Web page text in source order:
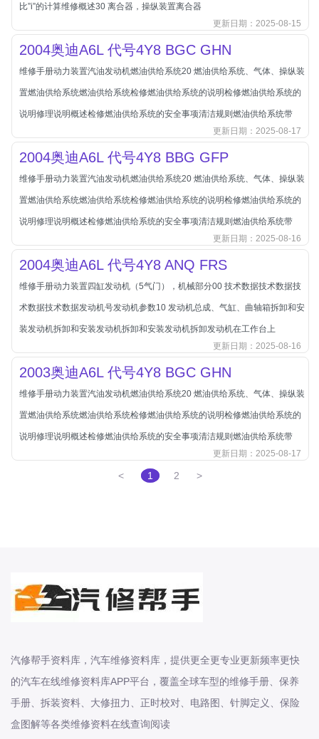
昌河
曹操
长丰猎豹
长城
长安
长安-凯程
长安-欧尚
长安-睿行
长安-跨越
D
DS
DS
DS-进口
东南
东风富康
东风小康
东风景逸
东风纳米
东风股份
东风菱智
东风轻型新能源
东风风光
大众-上汽大众
大力牛魔王
大通
电动屋
道奇
比”i”的计算维修概述30 离合器，操纵装置离合器
更新日期：2025-08-15
2004奥迪A6L 代号4Y8 BGC GHN
维修手册动力装置汽油发动机燃油供给系统20 燃油供给系统、气体、操纵装
置燃油供给系统燃油供给系统检修燃油供给系统的说明检修燃油供给系统的
说明修理说明概述检修燃油供给系统的安全事项清洁规则燃油供给系统带
更新日期：2025-08-17
2004奥迪A6L 代号4Y8 BBG GFP
维修手册动力装置汽油发动机燃油供给系统20 燃油供给系统、气体、操纵装
置燃油供给系统燃油供给系统检修燃油供给系统的说明检修燃油供给系统的
说明修理说明概述检修燃油供给系统的安全事项清洁规则燃油供给系统带
更新日期：2025-08-16
2004奥迪A6L 代号4Y8 ANQ FRS
维修手册动力装置四缸发动机（5气门），机械部分00 技术数据技术数据技
术数据技术数据发动机号发动机参数10 发动机总成、气缸、曲轴箱拆卸和安
装发动机拆卸和安装发动机拆卸和安装发动机拆卸发动机在工作台上
更新日期：2025-08-16
2003奥迪A6L 代号4Y8 BGC GHN
维修手册动力装置汽油发动机燃油供给系统20 燃油供给系统、气体、操纵装
置燃油供给系统燃油供给系统检修燃油供给系统的说明检修燃油供给系统的
说明修理说明概述检修燃油供给系统的安全事项清洁规则燃油供给系统带
更新日期：2025-08-17
< 1 2 >
汽修帮手资料库，汽车维修资料库，提供更全更专业更新频率更快
的汽车在线维修资料库APP平台，覆盖全球车型的维修手册、保养
手册、拆装资料、大修扭力、正时校对、电路图、针脚定义、保险
盒图解等各类维修资料在线查询阅读